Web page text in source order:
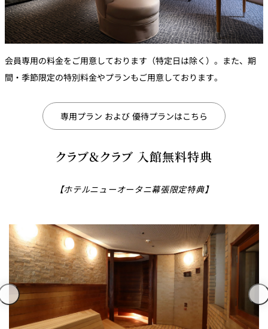
会員専用の料金をご用意しております（特定日は除く）。また、期
間・季節限定の特別料金やプランもご用意しております。
専用プラン および 優待プランはこちら
クラブ＆クラブ 入館無料特典
【ホテルニューオータニ幕張限定特典】